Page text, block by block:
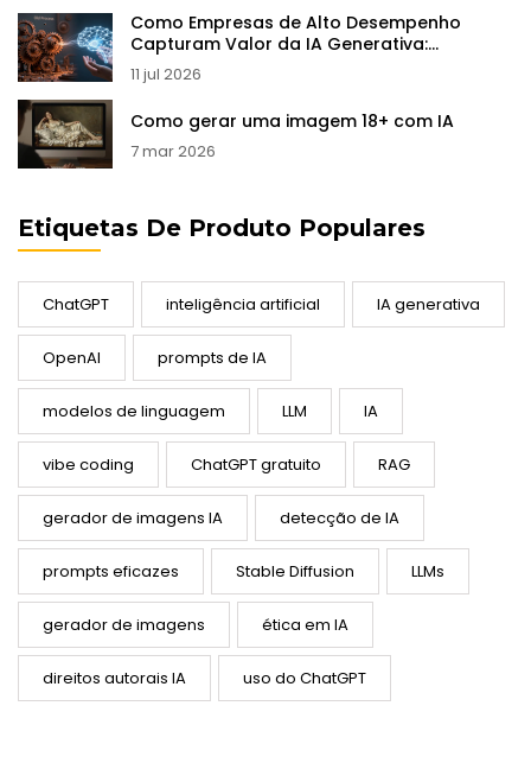
Como Empresas de Alto Desempenho
Capturam Valor da IA Generativa:
Redesenho de Fluxos e Escala
11 jul 2026
Como gerar uma imagem 18+ com IA
7 mar 2026
Etiquetas De Produto Populares
ChatGPT inteligência artificial IA generativa
OpenAI prompts de IA
modelos de linguagem LLM IA
vibe coding ChatGPT gratuito RAG
gerador de imagens IA detecção de IA
prompts eficazes Stable Diffusion LLMs
gerador de imagens ética em IA
direitos autorais IA uso do ChatGPT